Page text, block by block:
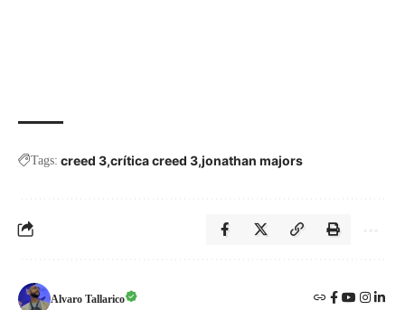
Tags: creed 3 crítica creed 3 jonathan majors
Alvaro Tallarico